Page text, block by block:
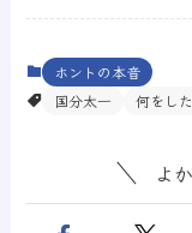
ホントの本音
国分太一
何をした
よ